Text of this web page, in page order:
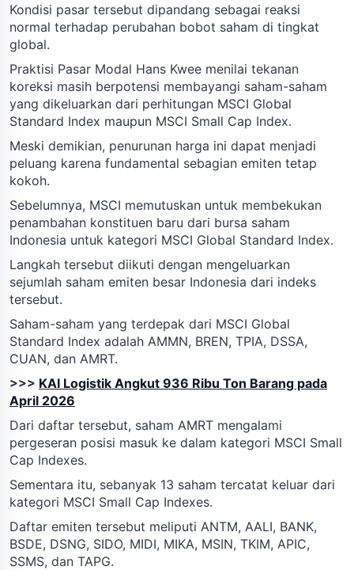
Kondisi pasar tersebut dipandang sebagai reaksi
normal terhadap perubahan bobot saham di tingkat
global.
Praktisi Pasar Modal Hans Kwee menilai tekanan
koreksi masih berpotensi membayangi saham-saham
yang dikeluarkan dari perhitungan MSCI Global
Standard Index maupun MSCI Small Cap Index.
Meski demikian, penurunan harga ini dapat menjadi
peluang karena fundamental sebagian emiten tetap
kokoh.
Sebelumnya, MSCI memutuskan untuk membekukan
penambahan konstituen baru dari bursa saham
Indonesia untuk kategori MSCI Global Standard Index.
Langkah tersebut diikuti dengan mengeluarkan
sejumlah saham emiten besar Indonesia dari indeks
tersebut.
Saham-saham yang terdepak dari MSCI Global
Standard Index adalah AMMN, BREN, TPIA, DSSA,
CUAN, dan AMRT.
>>> KAI Logistik Angkut 936 Ribu Ton Barang pada
April 2026
Dari daftar tersebut, saham AMRT mengalami
pergeseran posisi masuk ke dalam kategori MSCI Small
Cap Indexes.
Sementara itu, sebanyak 13 saham tercatat keluar dari
kategori MSCI Small Cap Indexes.
Daftar emiten tersebut meliputi ANTM, AALI, BANK,
BSDE, DSNG, SIDO, MIDI, MIKA, MSIN, TKIM, APIC,
SSMS, dan TAPG.